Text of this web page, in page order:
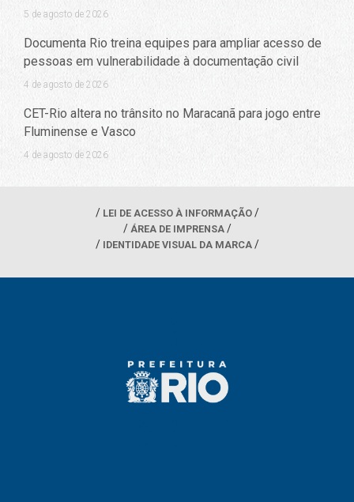
5 de agosto de 2026
Documenta Rio treina equipes para ampliar acesso de
pessoas em vulnerabilidade à documentação civil
4 de agosto de 2026
CET-Rio altera no trânsito no Maracanã para jogo entre
Fluminense e Vasco
4 de agosto de 2026
LEI DE ACESSO À INFORMAÇÃO
ÁREA DE IMPRENSA
IDENTIDADE VISUAL DA MARCA